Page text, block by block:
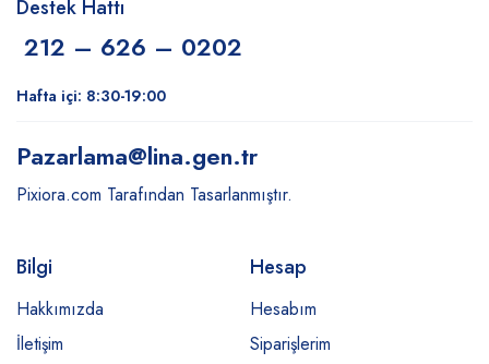
Destek Hattı
212 – 626 – 0202
Hafta içi: 8:30-19:00
Pazarlama@lina.gen.tr
Pixiora.com Tarafından Tasarlanmıştır.
Bilgi
Hakkımızda
İletişim
Hesap
Hesabım
Siparişlerim